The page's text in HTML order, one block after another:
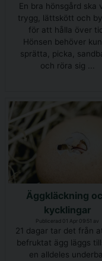
En bra hönsgård ska
trygg, lättskött och
för att hålla över
Hönsen behöver
sprätta, picka,
och röra sig ...
Äggkläckning
kycklingar
Publicerad 01 Apr 09:51 av
21 dagar tar det från
befruktat ägg läggs
en alldeles